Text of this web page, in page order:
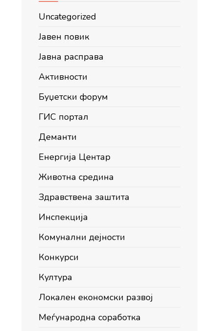
Uncategorized
Јавен повик
Јавна расправа
Активности
Буџетски форум
ГИС портал
Деманти
Енергија Центар
Животна средина
Здравствена заштита
Инспекција
Комунални дејности
Конкурси
Култура
Локален економски развој
Меѓународна соработка